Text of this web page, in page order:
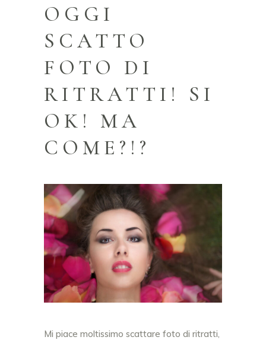
OGGI
SCATTO
FOTO DI
RITRATTI! SI
OK! MA
COME?!?
Mi piace moltissimo scattare foto di ritratti,